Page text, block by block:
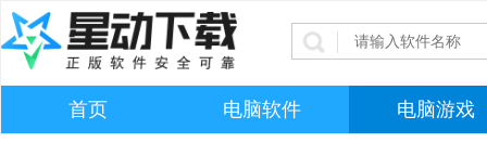
首页 电脑软件 电脑游戏